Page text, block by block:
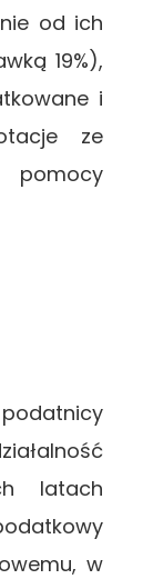
od ich
19%),
i
ze
latach
w